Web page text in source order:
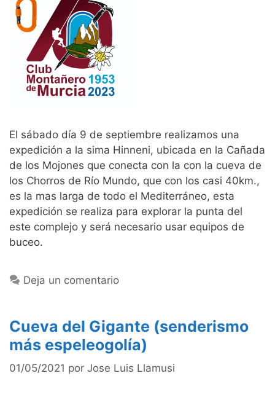
El sábado día 9 de septiembre realizamos una
expedición a la sima Hinneni, ubicada en la Cañada
de los Mojones que conecta con la con la cueva de
los Chorros de Río Mundo, que con los casi 40km.,
es la mas larga de todo el Mediterráneo, esta
expedición se realiza para explorar la punta del
este complejo y será necesario usar equipos de
buceo.
Deja un comentario
Cueva del Gigante (senderismo
más espeleogolía)
01/05/2021 por Jose Luis Llamusi